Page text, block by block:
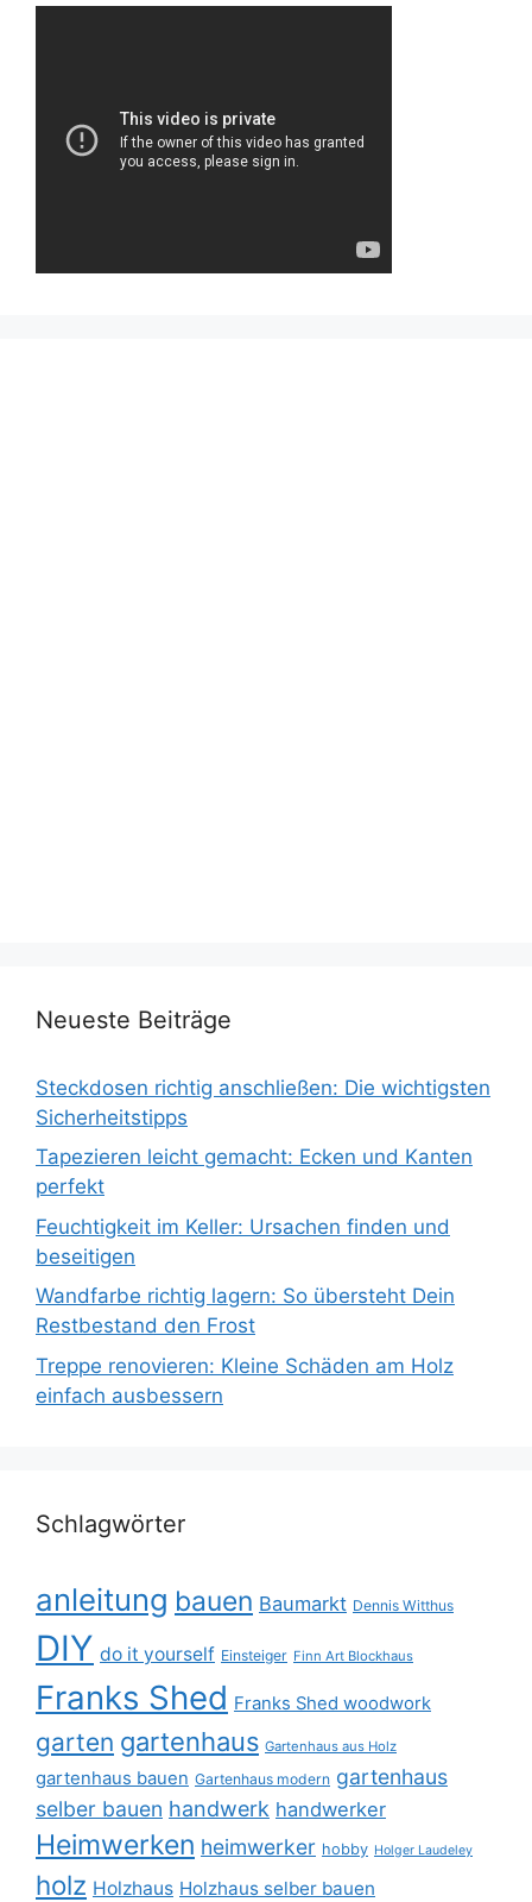
Neueste Beiträge
Steckdosen richtig anschließen: Die wichtigsten
Sicherheitstipps
Tapezieren leicht gemacht: Ecken und Kanten
perfekt
Feuchtigkeit im Keller: Ursachen finden und
beseitigen
Wandfarbe richtig lagern: So übersteht Dein
Restbestand den Frost
Treppe renovieren: Kleine Schäden am Holz
einfach ausbessern
Schlagwörter
anleitung bauen Baumarkt Dennis Witthus
DIY do it yourself Einsteiger Finn Art Blockhaus
Franks Shed Franks Shed woodwork
garten gartenhaus Gartenhaus aus Holz
gartenhaus bauen Gartenhaus modern gartenhaus
selber bauen handwerk handwerker
Heimwerken heimwerker hobby Holger Laudeley
holz Holzhaus Holzhaus selber bauen